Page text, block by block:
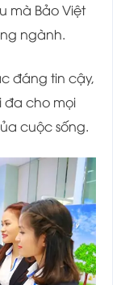
mà Bảo Việt
ngành.
đáng tin cậy,
đa cho mọi
cuộc sống.